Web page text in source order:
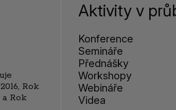
Rok
Rok
Aktivity v
Konference
Semináře
Přednášky
Workshopy
Webináře
Videa